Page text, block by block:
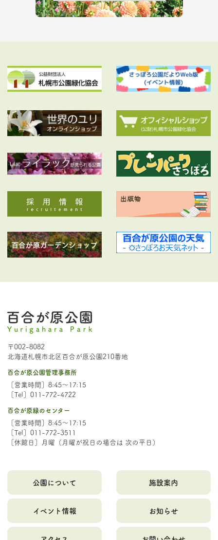
〒002-8082
北海道札幌市北区百合が原公園210番地
百合が原公園管理事務所
［営業時間］8:45～17:15
［Tel］011-772-4722
百合が原緑のセンター
［営業時間］8:45～17:15
［Tel］011-772-3511
［休館日］月曜（月曜が祝日の場合は 次の平日）
公園について 施設案内
イベント情報 お知らせ